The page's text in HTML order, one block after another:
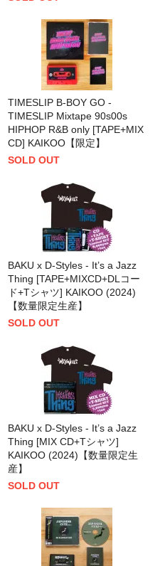
TIMESLIP B-BOY GO -
TIMESLIP Mixtape 90s00s
HIPHOP R&B only [TAPE+MIX
CD] KAIKOO【限定】
SOLD OUT
BAKU x D-Styles - It’s a Jazz
Thing [TAPE+MIXCD+DLコー
ド+Tシャツ] KAIKOO (2024)
【数量限定生産】
SOLD OUT
BAKU x D-Styles - It’s a Jazz
Thing [MIX CD+Tシャツ]
KAIKOO (2024)【数量限定生
産】
SOLD OUT